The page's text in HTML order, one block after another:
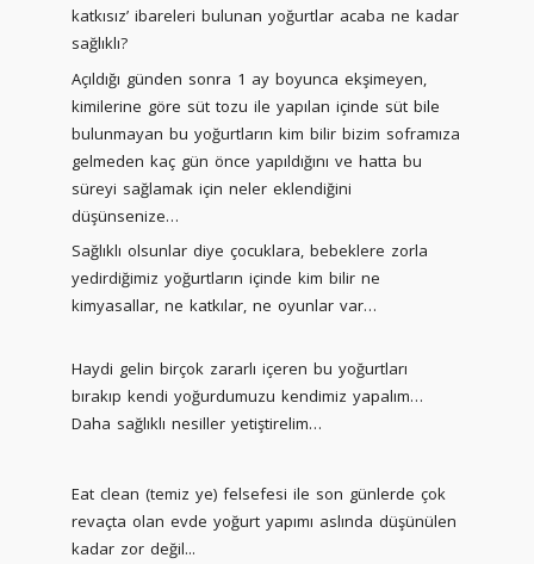
katkısız’ ibareleri bulunan yoğurtlar acaba ne kadar
sağlıklı?
Açıldığı günden sonra 1 ay boyunca ekşimeyen,
kimilerine göre süt tozu ile yapılan içinde süt bile
bulunmayan bu yoğurtların kim bilir bizim soframıza
gelmeden kaç gün önce yapıldığını ve hatta bu
süreyi sağlamak için neler eklendiğini
düşünsenize…
Sağlıklı olsunlar diye çocuklara, bebeklere zorla
yedirdiğimiz yoğurtların içinde kim bilir ne
kimyasallar, ne katkılar, ne oyunlar var…
Haydi gelin birçok zararlı içeren bu yoğurtları
bırakıp kendi yoğurdumuzu kendimiz yapalım…
Daha sağlıklı nesiller yetiştirelim…
Eat clean (temiz ye) felsefesi ile son günlerde çok
revaçta olan evde yoğurt yapımı aslında düşünülen
kadar zor değil...